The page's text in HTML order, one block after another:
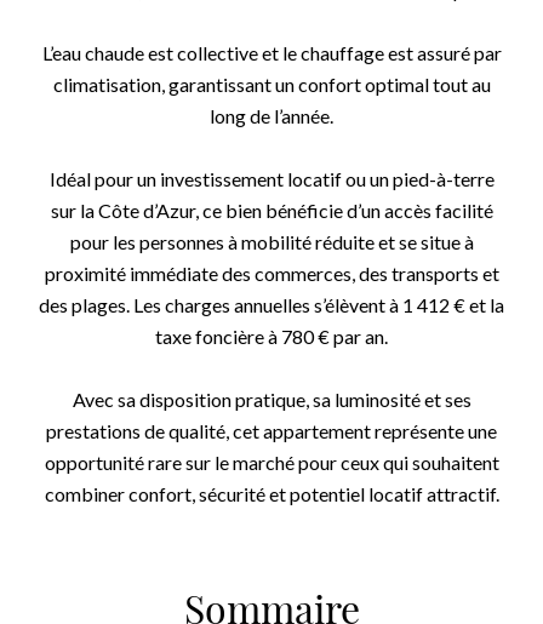
L’eau chaude est collective et le chauffage est assuré par
climatisation, garantissant un confort optimal tout au
long de l’année.
Idéal pour un investissement locatif ou un pied-à-terre
sur la Côte d’Azur, ce bien bénéficie d’un accès facilité
pour les personnes à mobilité réduite et se situe à
proximité immédiate des commerces, des transports et
des plages. Les charges annuelles s’élèvent à 1 412 € et la
taxe foncière à 780 € par an.
Avec sa disposition pratique, sa luminosité et ses
prestations de qualité, cet appartement représente une
opportunité rare sur le marché pour ceux qui souhaitent
combiner confort, sécurité et potentiel locatif attractif.
Sommaire